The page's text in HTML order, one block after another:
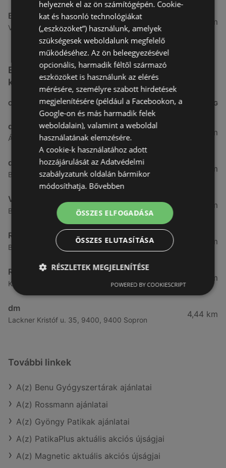
Benu Gyógyszertárak
Vasút Sor 1, 9432 Fertőd
26,99 km
Egyéb Kozmetikumok és Drogéria üzletek a
közelben
CÍM TÁVOLSÁG
dm
Ágfalvi út 4, 9400, 9400 Sopron
3,26 km
dm
Besenyő u. 23, 9400 Sopron
3,28 km
Vianni
Bánfalvi út 14., 9400 Sopron
3,57 km
Rossmann
Bánfalvi út 6-8., 9400 Sopron
3,83 km
Rossmann
Kodály Zoltán tér 16. 16., 9400 Sopron
4,19 km
dm
Lackner Kristóf u. 35, 9400, 9400 Sopron
4,44 km
További linkek
A(z) Benu Gyógyszertárak ajánlatai
A(z) Rossmann ajánlatai
A(z) Gyöngy Patikak ajánlatai
A(z) PatikaPlus aktuális akciós újságjai
A(z) Magnetic aktuális akciós újságjai
helyeznek el az ön számítógépén. Cookie-
kat és hasonló technológiákat
(„eszközöket”) használunk, amelyek
szükségesek weboldalunk megfelelő
működéséhez. Az ön beleegyezésével
opcionális, harmadik féltől származó
eszközöket is használunk az elérés
mérésére, személyre szabott hirdetések
megjelenítésére (például a Facebookon, a
Google-on és más harmadik felek
weboldalain), valamint a weboldal
használatának elemzésére.
A cookie-k használatához adott
hozzájárulását az Adatvédelmi
szabályzatunk oldalán bármikor
módosíthatja. Bővebben
ÖSSZES ELFOGADÁSA
ÖSSZES ELUTASÍTÁSA
RÉSZLETEK MEGJELENÍTÉSE
POWERED BY COOKIESCRIPT